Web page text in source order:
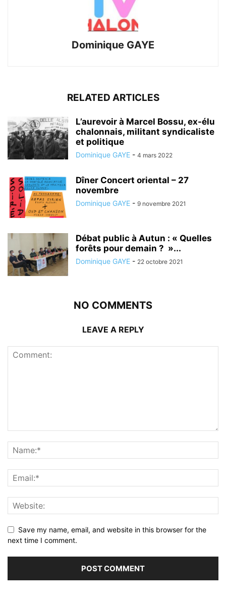
Dominique GAYE
RELATED ARTICLES
L’aurevoir à Marcel Bossu, ex-élu
chalonnais, militant syndicaliste
et politique
Dominique GAYE - 4 mars 2022
Dîner Concert oriental – 27
novembre
Dominique GAYE - 9 novembre 2021
Débat public à Autun : « Quelles
forêts pour demain ? »...
Dominique GAYE - 22 octobre 2021
NO COMMENTS
LEAVE A REPLY
Save my name, email, and website in this browser for the
next time I comment.